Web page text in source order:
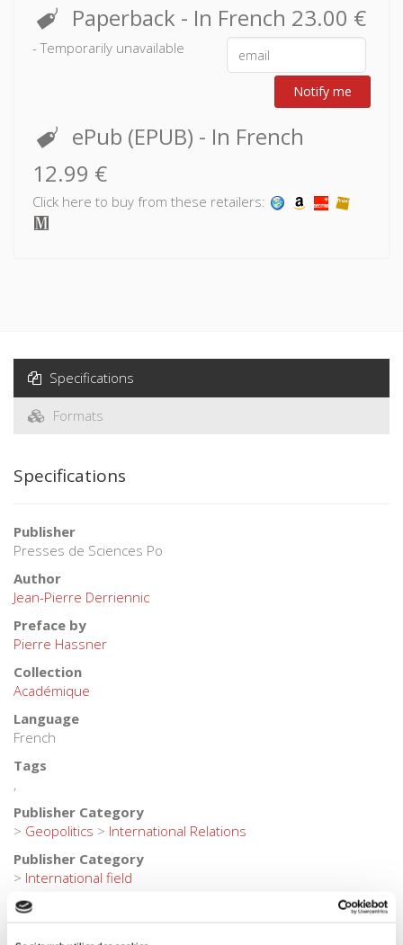
Paperback - In French 23.00 €
- Temporarily unavailable
Notify me
ePub (EPUB) - In French
12.99 €
Click here to buy from these retailers:
Specifications
Formats
Specifications
Publisher
Presses de Sciences Po
Author
Jean-Pierre Derriennic
Preface by
Pierre Hassner
Collection
Académique
Language
French
Tags
,
Publisher Category
> Geopolitics > International Relations
Publisher Category
> International field
BISAC Subject Heading
POL000000 POLITICAL SCIENCE